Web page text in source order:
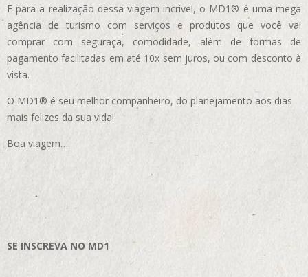
E para a realização dessa viagem incrível, o MD1® é uma mega
agência de turismo com serviços e produtos que você vai
comprar com seguraça, comodidade, além de formas de
pagamento facilitadas em até 10x sem juros, ou com desconto à
vista.
O MD1® é seu melhor companheiro, do planejamento aos dias
mais felizes da sua vida!
Boa viagem…
SE INSCREVA NO MD1